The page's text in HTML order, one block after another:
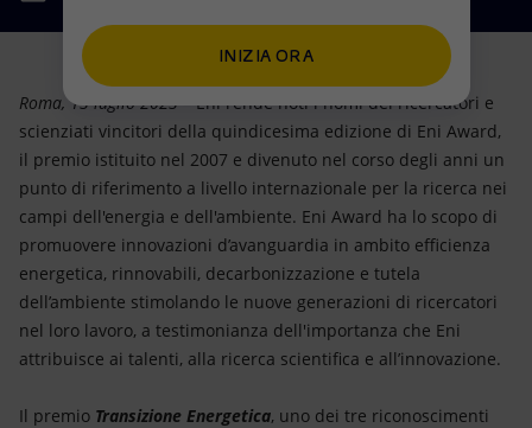
Net Zero
Modello satellitare
Energia accessibile
Innovazione
Scenari energetici
Collaborazioni per l'innovazione
Attività nel mondo
Mobilità
Roma, 13 luglio 2023– Eni rende noti i nomi dei ricercatori e
scienziati vincitori della quindicesima edizione di Eni Award,
il premio istituito nel 2007 e divenuto nel corso degli anni un
punto di riferimento a livello internazionale per la ricerca nei
campi dell'energia e dell'ambiente. Eni Award ha lo scopo di
promuovere innovazioni d’avanguardia in ambito efficienza
energetica, rinnovabili, decarbonizzazione e tutela
dell’ambiente stimolando le nuove generazioni di ricercatori
nel loro lavoro, a testimonianza dell'importanza che Eni
attribuisce ai talenti, alla ricerca scientifica e all’innovazione.
Il premio Transizione Energetica, uno dei tre riconoscimenti
INIZIA ORA